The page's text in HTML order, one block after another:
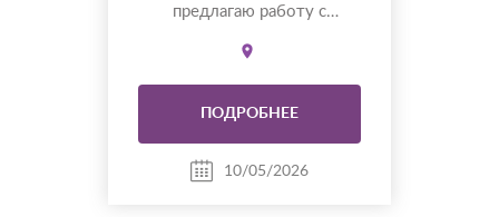
предлагаю работу с
направленную на ощущение
восстановления ресурса.
Работаю только своей
энергией, только удаленно.
ПОДРОБНЕЕ
10/05/2026